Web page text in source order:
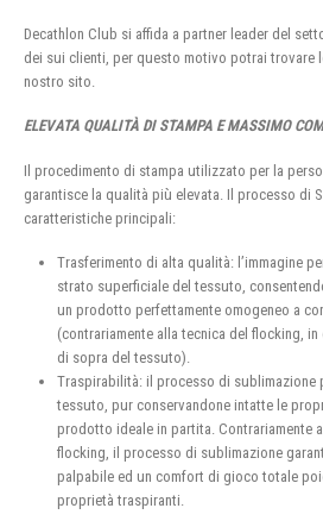
Decathlon Club si affida a partner leader del
dei sui clienti, per questo motivo potrai trovare
nostro sito.
ELEVATA QUALITÀ DI STAMPA E MASSIMO
Il procedimento di stampa utilizzato per la
garantisce la qualità più elevata. Il processo di
caratteristiche principali:
Trasferimento di alta qualità: l’immagine
strato superficiale del tessuto,
un prodotto perfettamente omogeneo a
(contrariamente alla tecnica del flocking, in
di sopra del tessuto).
Traspirabilità: il processo di sublimazione
tessuto, pur conservandone intatte le
prodotto ideale in partita. Contrariamente
flocking, il processo di sublimazione
palpabile ed un comfort di gioco totale
proprietà traspiranti.